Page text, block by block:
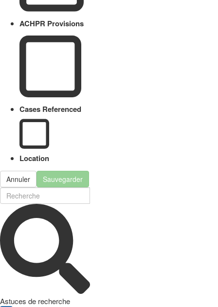
ACHPR Provisions
Cases Referenced
Location
Annuler Sauvegarder
Astuces de recherche